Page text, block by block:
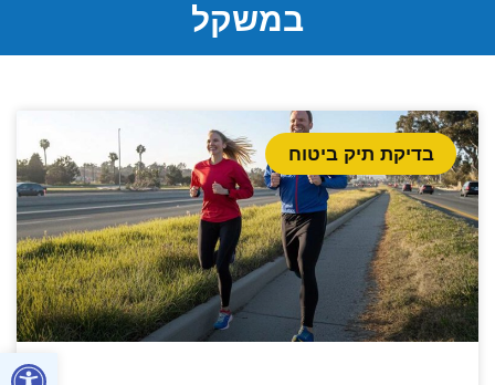
פתח
במשקל
בדיקת תיק ביטוח